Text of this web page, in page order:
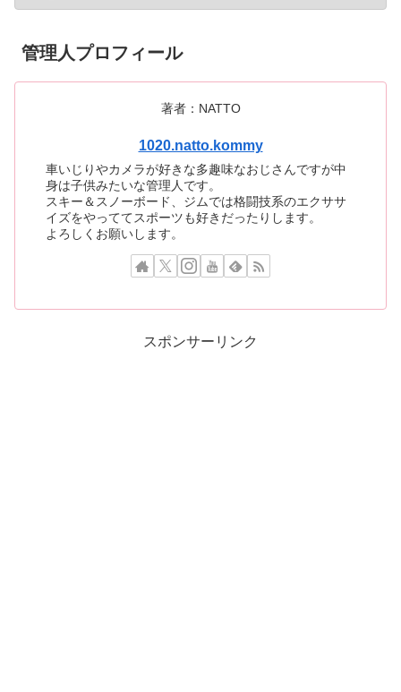
管理人プロフィール
著者：NATTO
1020.natto.kommy
車いじりやカメラが好きな多趣味なおじさんですが中
身は子供みたいな管理人です。
スキー＆スノーボード、ジムでは格闘技系のエクササ
イズをやっててスポーツも好きだったりします。
よろしくお願いします。
スポンサーリンク